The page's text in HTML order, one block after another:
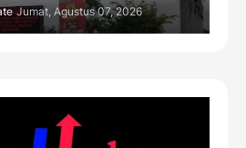
Jumat, Agustus 07, 2026